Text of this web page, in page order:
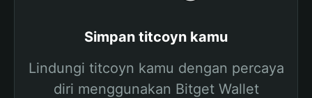
Simpan titcoyn kamu
Lindungi titcoyn kamu dengan percaya
diri menggunakan Bitget Wallet